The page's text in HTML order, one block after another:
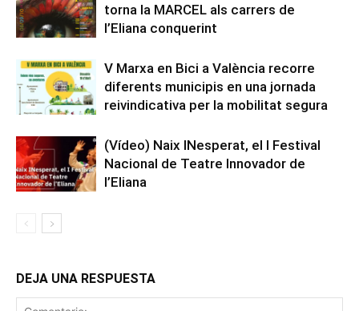
torna la MARCEL als carrers de
l’Eliana conquerint
V Marxa en Bici a València recorre
diferents municipis en una jornada
reivindicativa per la mobilitat segura
(Vídeo) Naix INesperat, el I Festival
Nacional de Teatre Innovador de
l’Eliana
DEJA UNA RESPUESTA